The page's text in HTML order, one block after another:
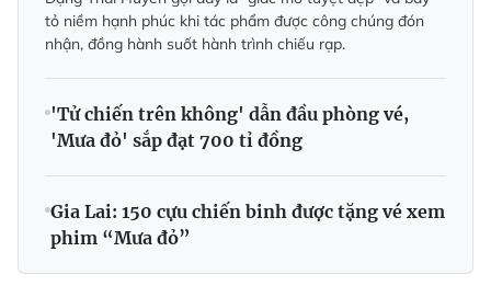
tỏ niềm hạnh phúc khi tác phẩm được công chúng đón
nhận, đồng hành suốt hành trình chiếu rạp.
'Tử chiến trên không' dẫn đầu phòng vé,
'Mưa đỏ' sắp đạt 700 tỉ đồng
Gia Lai: 150 cựu chiến binh được tặng vé xem
phim “Mưa đỏ”